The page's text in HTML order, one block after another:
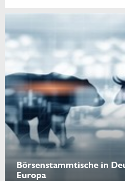
Börsenstammtische in
Europa